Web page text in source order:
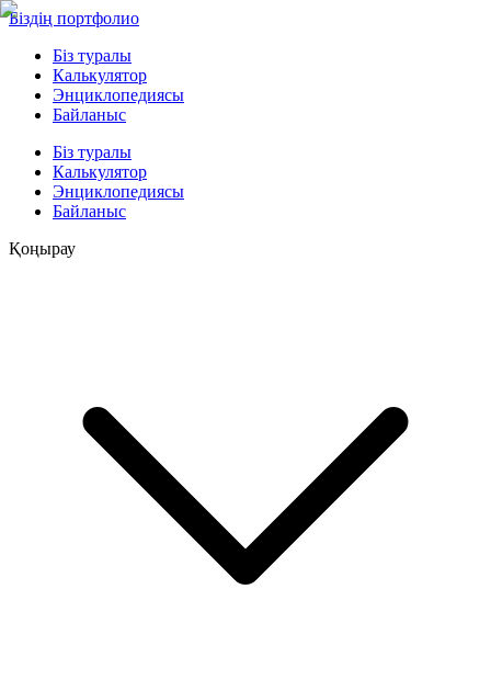
Біздің портфолио
Біз туралы
Калькулятор
Энциклопедиясы
Байланыс
Біз туралы
Калькулятор
Энциклопедиясы
Байланыс
Қоңырау